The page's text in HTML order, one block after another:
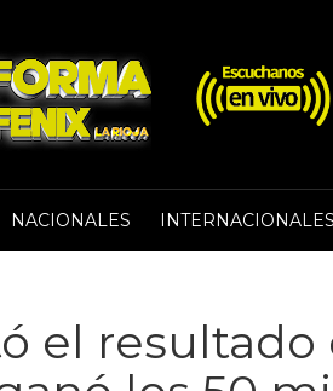
NACIONALES INTERNACIONALES
el resultado